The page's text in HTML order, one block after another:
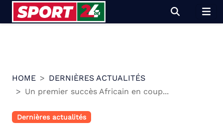
HOME
DERNIÈRES ACTUALITÉS
Un premier succès Africain en coup...
Dernières actualités